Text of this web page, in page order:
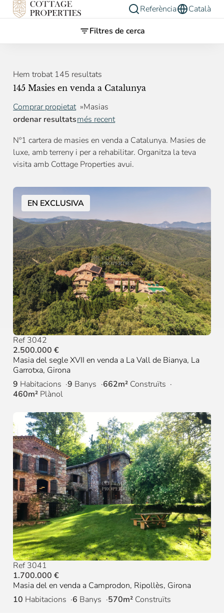
Referència
Català
Filtres de cerca
Hem trobat 145 resultats
145 Masies en venda a Catalunya
Comprar propietat
Masias
ordenar resultatsmés recent
Nº1 cartera de masies en venda a Catalunya. Masies de
luxe, amb terreny i per a rehabilitar. Organitza la teva
visita amb Cottage Properties avui.
EN EXCLUSIVA
Ref 3042
2.500.000 €
Masia del segle XVII en venda a La Vall de Bianya, La
Garrotxa, Girona
9 Habitacions 9 Banys 662m² Construïts
460m² Plànol
Ref 3041
1.700.000 €
Masia del en venda a Camprodon, Ripollès, Girona
10 Habitacions 6 Banys 570m² Construïts